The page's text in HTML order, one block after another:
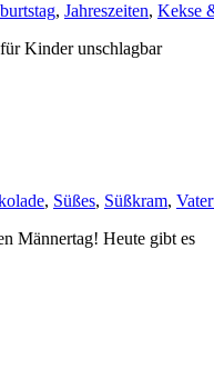
, Jahreszeiten, Kekse
Kinder unschlagbar
, Süßes, Süßkram,
Männertag! Heute gibt es